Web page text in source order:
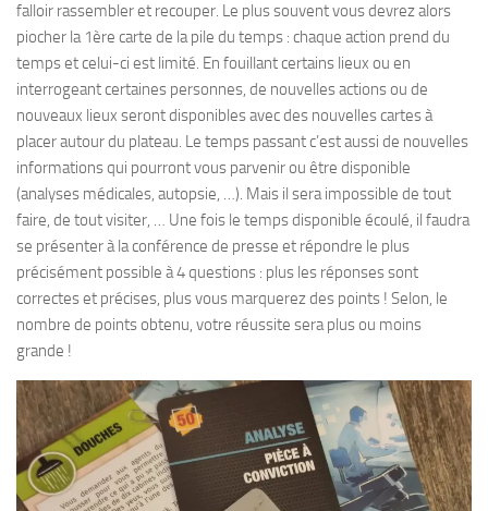
falloir rassembler et recouper. Le plus souvent vous devrez alors
piocher la 1ère carte de la pile du temps : chaque action prend du
temps et celui-ci est limité. En fouillant certains lieux ou en
interrogeant certaines personnes, de nouvelles actions ou de
nouveaux lieux seront disponibles avec des nouvelles cartes à
placer autour du plateau. Le temps passant c’est aussi de nouvelles
informations qui pourront vous parvenir ou être disponible
(analyses médicales, autopsie, …). Mais il sera impossible de tout
faire, de tout visiter, … Une fois le temps disponible écoulé, il faudra
se présenter à la conférence de presse et répondre le plus
précisément possible à 4 questions : plus les réponses sont
correctes et précises, plus vous marquerez des points ! Selon, le
nombre de points obtenu, votre réussite sera plus ou moins
grande !